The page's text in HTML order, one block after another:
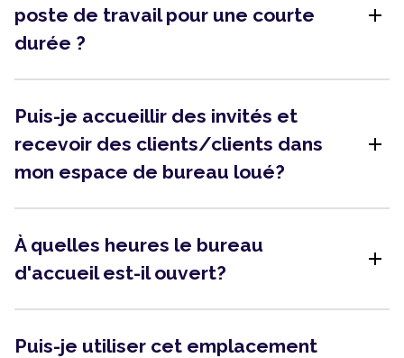
poste de travail pour une courte
durée ?
add
Puis-je accueillir des invités et
recevoir des clients/clients dans
mon espace de bureau loué?
add
À quelles heures le bureau
d'accueil est-il ouvert?
add
Puis-je utiliser cet emplacement